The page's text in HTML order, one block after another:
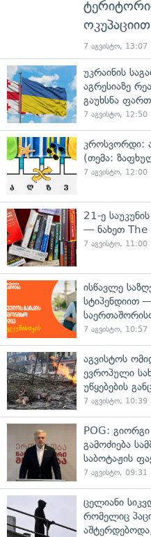
ოკუპაციით
7 აგვისტო, 13:07
უკრაინის
აგრესიაზე
გაუხსნა
7 აგვისტო, 12:50
კროსვორდი:
(თემა:
7 აგვისტო, 12:00
21-ე
— ნახეთ The
7 აგვისტო, 11:00
ისწავლე
სტიპენდიით
7 აგვისტო, 10:57
აგვისტოს
ევროპული
უწყებების
7 აგვისტო, 10:39
POG: გიორგი
გამოძიება
საბოტაჟის
7 აგვისტო, 09:31
ცელიანი
რომელიც